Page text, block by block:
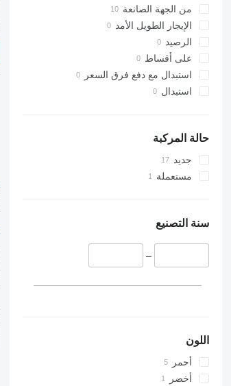
من الجهة الصانعة
الإيجار الطويل الأمد
الرصيد
على أقساط
استبدال مع دفع فرق السعر
استبدال
حالة المركبة
جديد
مستعملة
سنة التصنيع
–
اللون
أحمر
أخضر